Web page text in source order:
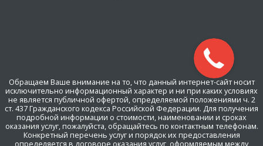
Обращаем Ваше внимание на то, что данный интернет-сайт носит
исключительно информационный характер и ни при каких условиях
не является публичной офертой, определяемой положениями ч. 2
ст. 437 Гражданского кодекса Российской Федерации. Для получения
подробной информации о стоимости, наименовании и сроках
оказания услуг, пожалуйста, обращайтесь по контактным телефонам.
Конкретный перечень услуг и порядок их предоставления
определяется в договоре оказания услуг, оформляемым между